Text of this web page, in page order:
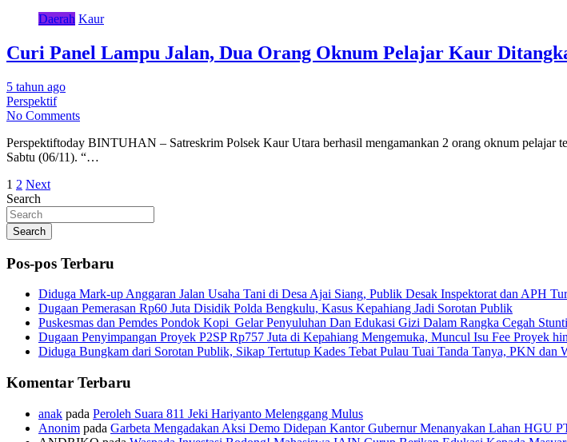
Daerah Kaur
Curi Panel Lampu Jalan, Dua Orang Oknum Pelajar Kaur
5 tahun ago
Perspektif
No Comments
Perspektiftoday BINTUHAN – Satreskrim Polsek Kaur Utara berhasil mengamankan 2 orang oknum pelajar
Sabtu (06/11). “…
Paginasi
pos
1 2 Next
Search
Search
Pos-pos Terbaru
Diduga Mark-up Anggaran Jalan Usaha Tani di Desa Ajai Siang, Publik Desak Inspektorat dan APH
Dugaan Pemerasan Rp60 Juta Disidik Polda Bengkulu, Kasus Kepahiang Jadi Sorotan Publik
Puskesmas dan Pemdes Pondok Kopi Gelar Penyuluhan Dan Edukasi Gizi Dalam Rangka Cegah
Dugaan Penyimpangan Proyek P2SP Rp757 Juta di Kepahiang Mengemuka, Muncul Isu Fee Proyek
Diduga Bungkam dari Sorotan Publik, Sikap Tertutup Kades Tebat Pulau Tuai Tanda Tanya, PKN dan
Komentar Terbaru
anak pada Peroleh Suara 811 Jeki Hariyanto Melenggang Mulus
Anonim pada Garbeta Mengadakan Aksi Demo Didepan Kantor Gubernur Menanyakan Lahan HGU